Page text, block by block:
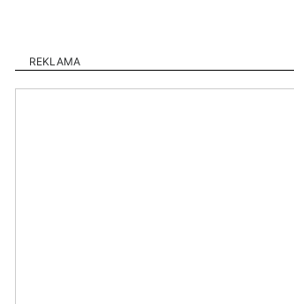
REKLAMA